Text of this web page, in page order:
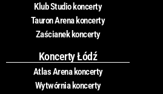
Klub Studio koncerty
Tauron Arena koncerty
Zaścianek koncerty
Koncerty Łódź
Atlas Arena koncerty
Wytwórnia koncerty